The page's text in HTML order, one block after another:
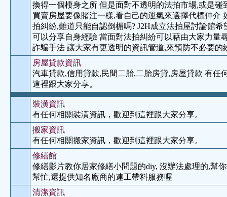
換得一個棲身之所 但是面對不透明的法拍市場,或是碰
買賣房屋要像賭注一樣,看自己的運氣來選擇代標仲介
拍糾紛,難道只能自認倒楣嗎? J2H成立法拍屋討論館
可以分享自身經驗 當面對法拍糾紛可以藉由大家力量
詐騙手法 讓大家有更透明的資訊管道,來預防不必要的
房屋貸款資訊
汽車貸款,信用貸款,民間二胎,二胎房貸,房屋貸款 有任
這裡跟大家分享。
裝潢資訊
有任何相關裝潢資訊，歡迎到這裡跟大家分享。
搬家資訊
有任何相關搬家資訊，歡迎到這裡跟大家分享。
修繕館
修繕影片教你居家修繕小問題的diy, 沒辦法處理的,幫
幫忙,還提供知名廠商的連工帶料服務喔
清潔資訊